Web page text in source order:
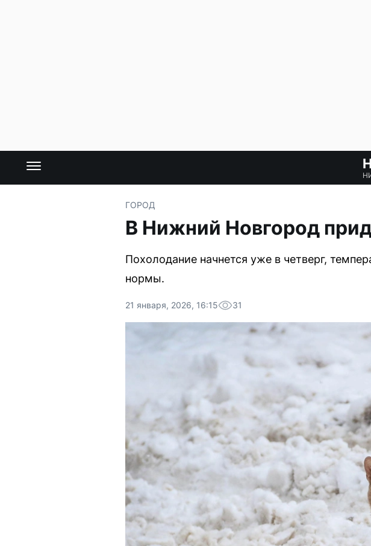
ГОРОД
В Нижний Новгород
Похолодание начнется уже в четверг,
нормы.
21 января, 2026, 16:15 31